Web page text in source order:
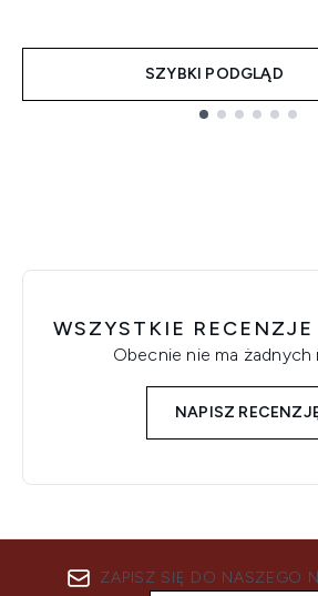
SZYBKI PODGLĄD
WSZYSTKIE
Obecnie nie ma żadnych
NAPISZ
ZAPISZ SIĘ DO NASZEGO